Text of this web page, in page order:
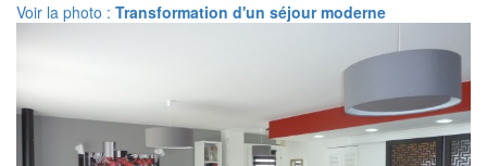
Voir la photo : Transformation d'un séjour moderne